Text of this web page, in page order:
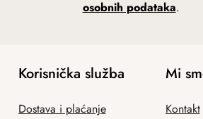
osobnih podataka.
Korisnička služba
Dostava i plaćanje
Mi
Kontakt